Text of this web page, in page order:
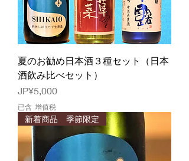
夏のお勧め日本酒３種セット（日本
酒飲み比べセット）
價格
JP¥5,000
已含 增值税
新着商品 季節限定